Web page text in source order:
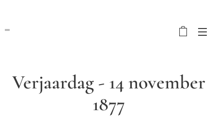
Verjaardag - 14 november
1877